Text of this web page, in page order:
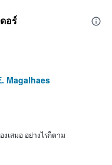
อร์
Magalhaes
เสมอ อย่างไรก็ตาม